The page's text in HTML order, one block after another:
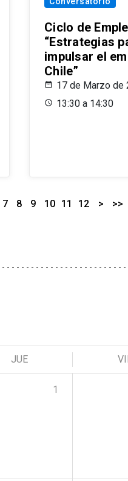
Ciclo de
“Estrategias
impulsar el
Chile”
17 de Marzo de
13:30 a 14:30
7 8 9 10 11 12 > >>
JUE
1